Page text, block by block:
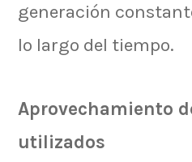
generación
lo largo del tiempo.
Aprovechamiento
utilizados